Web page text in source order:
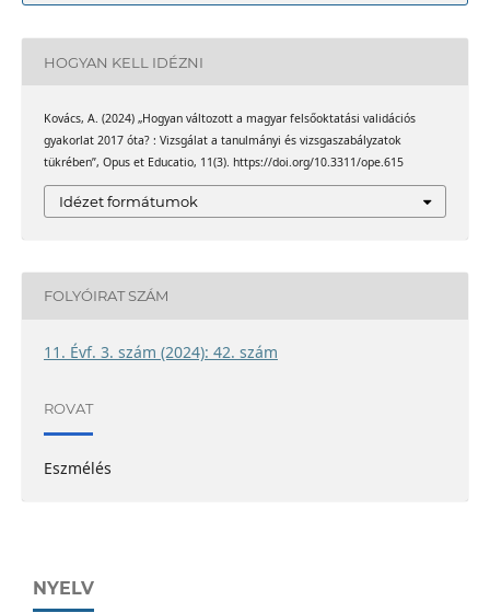
HOGYAN KELL IDÉZNI
Kovács, A. (2024) „Hogyan változott a magyar felsőoktatási validációs
gyakorlat 2017 óta? : Vizsgálat a tanulmányi és vizsgaszabályzatok
tükrében”, Opus et Educatio, 11(3). https://doi.org/10.3311/ope.615
Idézet formátumok
FOLYÓIRAT SZÁM
11. Évf. 3. szám (2024): 42. szám
ROVAT
Eszmélés
NYELV